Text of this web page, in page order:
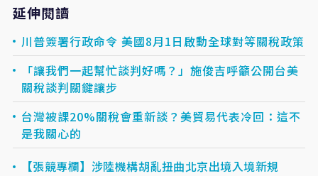
延伸閱讀
川普簽署行政命令 美國8月1日啟動全球對等關稅政策
「讓我們一起幫忙談判好嗎？」施俊吉呼籲公開台美
關稅談判關鍵讓步
台灣被課20%關稅會重新談？美貿易代表冷回：這不
是我關心的
【張競專欄】涉陸機構胡亂扭曲北京出境入境新規